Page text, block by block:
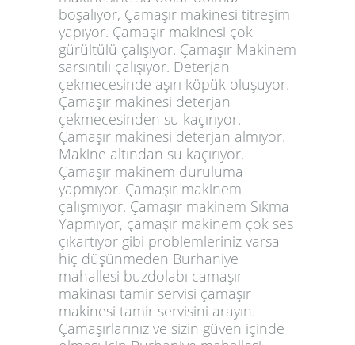
boşalıyor, Çamaşır makinesi titreşim
yapıyor. Çamaşır makinesi çok
gürültülü çalışıyor. Çamaşır Makinem
sarsıntılı çalışıyor. Deterjan
çekmecesinde aşırı köpük oluşuyor.
Çamaşır makinesi deterjan
çekmecesinden su kaçırıyor.
Çamaşır makinesi deterjan almıyor.
Makine altından su kaçırıyor.
Çamaşır makinem duruluma
yapmıyor. Çamaşır makinem
çalışmıyor. Çamaşır makinem Sıkma
Yapmıyor, çamaşır makinem çok ses
çıkartıyor gibi problemleriniz varsa
hiç düşünmeden Burhaniye
mahallesi buzdolabı camaşır
makinası tamir servisi çamaşır
makinesi tamir servisini arayın.
Çamaşırlarınız ve sizin güven içinde